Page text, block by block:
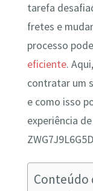
tarefa
fretes e
processo
eficiente.
contratar um
e como isso
experiência
Conteúdo